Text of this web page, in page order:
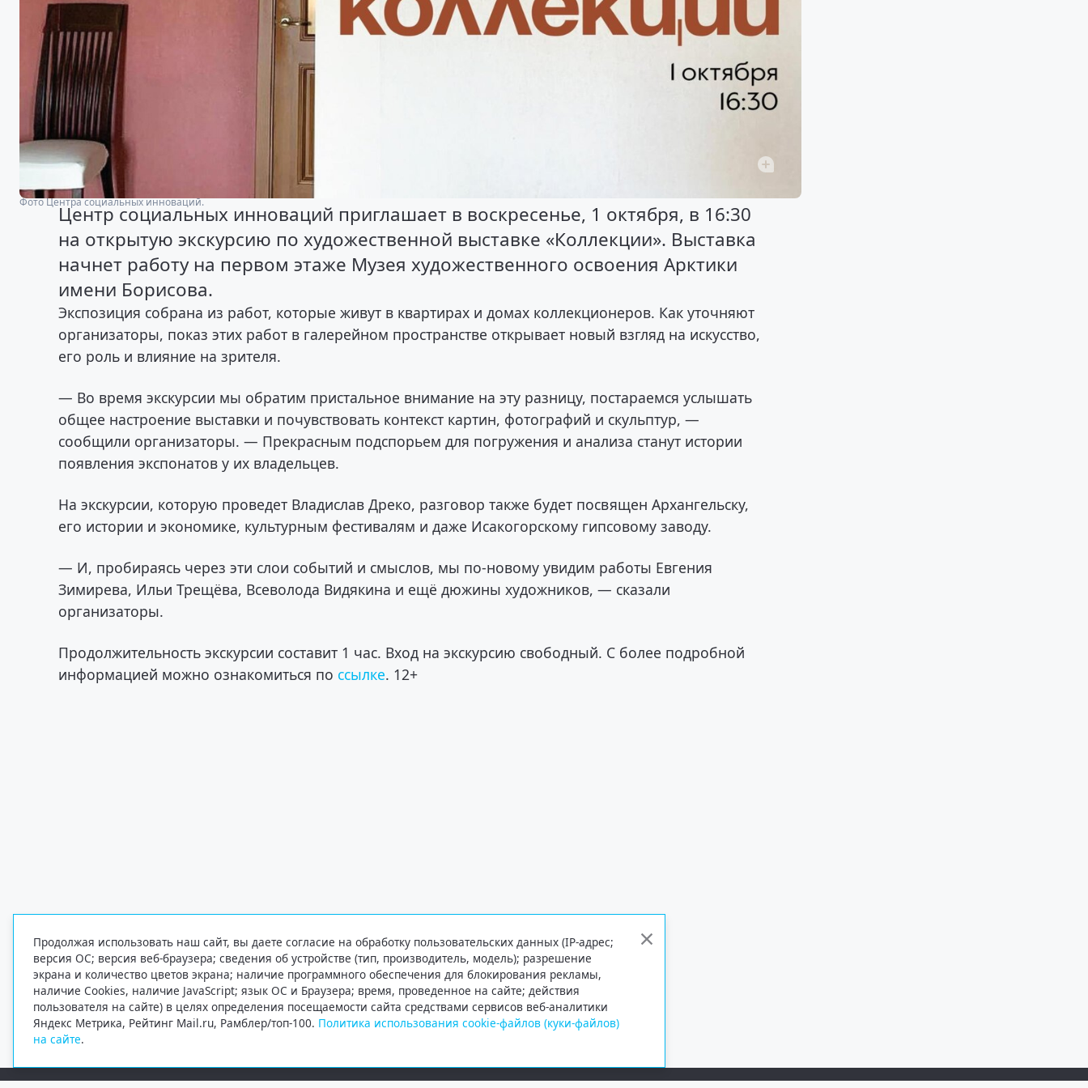
Фото Центра социальных инноваций.
Центр социальных инноваций приглашает в воскресенье, 1 октября, в 16:30
на открытую экскурсию по художественной выставке «Коллекции». Выставка
начнет работу на первом этаже Музея художественного освоения Арктики
имени Борисова.
Экспозиция собрана из работ, которые живут в квартирах и домах коллекционеров. Как уточняют
организаторы, показ этих работ в галерейном пространстве открывает новый взгляд на искусство,
его роль и влияние на зрителя.
— Во время экскурсии мы обратим пристальное внимание на эту разницу, постараемся услышать
общее настроение выставки и почувствовать контекст картин, фотографий и скульптур, —
сообщили организаторы. — Прекрасным подспорьем для погружения и анализа станут истории
появления экспонатов у их владельцев.
На экскурсии, которую проведет Владислав Дреко, разговор также будет посвящен Архангельску,
его истории и экономике, культурным фестивалям и даже Исакогорскому гипсовому заводу.
— И, пробираясь через эти слои событий и смыслов, мы по-новому увидим работы Евгения
Зимирева, Ильи Трещёва, Всеволода Видякина и ещё дюжины художников, — сказали
организаторы.
Продолжительность экскурсии составит 1 час. Вход на экскурсию свободный. С более подробной
информацией можно ознакомиться по ссылке. 12+
Продолжая использовать наш сайт, вы даете согласие на обработку пользовательских данных (IP-адрес;
версия ОС; версия веб-браузера; сведения об устройстве (тип, производитель, модель); разрешение
экрана и количество цветов экрана; наличие программного обеспечения для блокирования рекламы,
наличие Cookies, наличие JavaScript; язык ОС и Браузера; время, проведенное на сайте; действия
пользователя на сайте) в целях определения посещаемости сайта средствами сервисов веб-аналитики
Яндекс Метрика, Рейтинг Mail.ru, Рамблер/топ-100. Политика использования cookie-файлов (куки-файлов)
на сайте.